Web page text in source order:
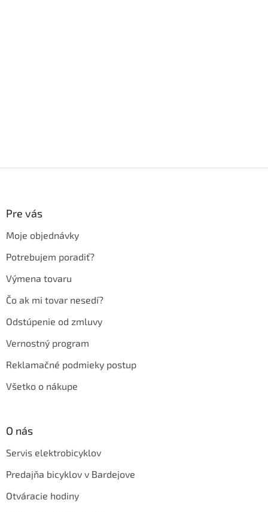
Pre vás
Moje objednávky
Potrebujem poradiť?
Výmena tovaru
Čo ak mi tovar nesedí?
Odstúpenie od zmluvy
Vernostný program
Reklamačné podmieky postup
Všetko o nákupe
O nás
Servis elektrobicyklov
Predajňa bicyklov v Bardejove
Otváracie hodiny